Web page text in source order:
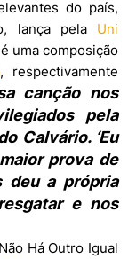
do país,
lança pela Uni
é uma composição
, respectivamente
canção nos
pela
Calvário. ‘Eu
prova de
deu a própria
e nos
Há Outro Igual